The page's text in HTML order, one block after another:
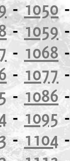
-1050
-1059
- 1068
-1077
-1086
-1095
-1104